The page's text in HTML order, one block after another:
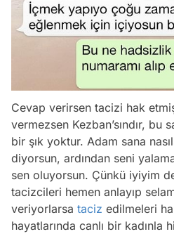
Cevap verirsen tacizi hak
vermezsen Kezban’sındır, bu
bir şık yoktur. Adam sana
diyorsun, ardından seni
sen oluyorsun. Çünkü iyiyim
tacizcileri hemen anlayıp
veriyorlarsa taciz edilmeleri
hayatlarında canlı bir kadınla